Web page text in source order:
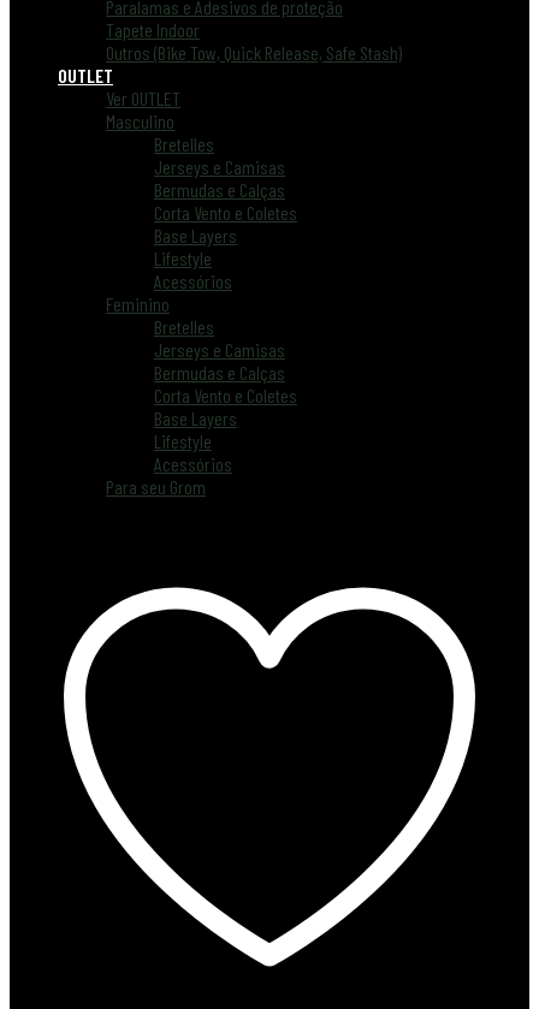
Paralamas e Adesivos de proteção
Tapete Indoor
Outros (Bike Tow, Quick Release, Safe Stash)
OUTLET
Ver OUTLET
Masculino
Bretelles
Jerseys e Camisas
Bermudas e Calças
Corta Vento e Coletes
Base Layers
Lifestyle
Acessórios
Feminino
Bretelles
Jerseys e Camisas
Bermudas e Calças
Corta Vento e Coletes
Base Layers
Lifestyle
Acessórios
Para seu Grom